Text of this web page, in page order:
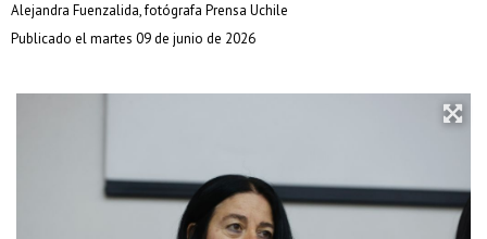
Alejandra Fuenzalida, fotógrafa Prensa Uchile
Publicado el martes 09 de junio de 2026